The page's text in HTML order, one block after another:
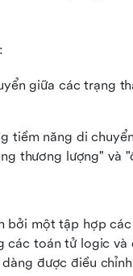
giữa các trạng
tiềm năng di
thương lượng" và
bởi một tập hợp
các toán tử logic và
được điều